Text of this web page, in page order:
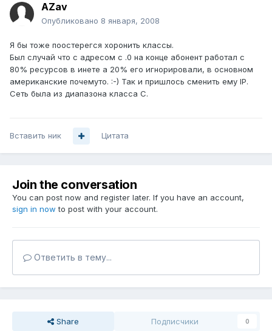
AZav
Опубликовано 8 января, 2008
Я бы тоже поостерегся хоронить классы.
Был случай что с адресом с .0 на конце абонент работал с
80% ресурсов в инете а 20% его игнорировали, в основном
американские почемуто. :-) Так и пришлось сменить ему IP.
Сеть была из диапазона класса С.
Вставить ник Цитата
Join the conversation
You can post now and register later. If you have an account,
sign in now to post with your account.
Ответить в тему...
Share Подписчики 0